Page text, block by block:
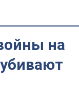
на